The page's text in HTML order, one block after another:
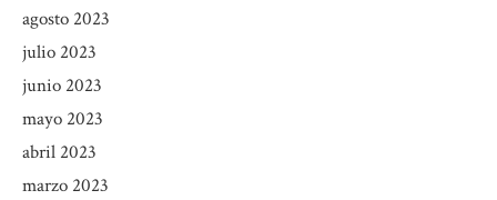
agosto 2023
julio 2023
junio 2023
mayo 2023
abril 2023
marzo 2023